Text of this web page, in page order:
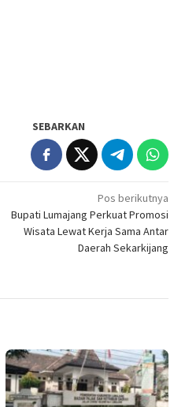
SEBARKAN
Pos berikutnya
Bupati Lumajang Perkuat Promosi
Wisata Lewat Kerja Sama Antar
Daerah Sekarkijang